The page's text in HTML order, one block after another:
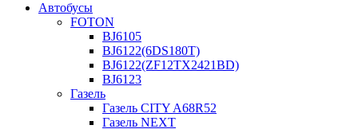
Автобусы
FOTON
BJ6105
BJ6122(6DS180T)
BJ6122(ZF12TX2421BD)
BJ6123
Газель
Газель CITY A68R52
Газель NEXT